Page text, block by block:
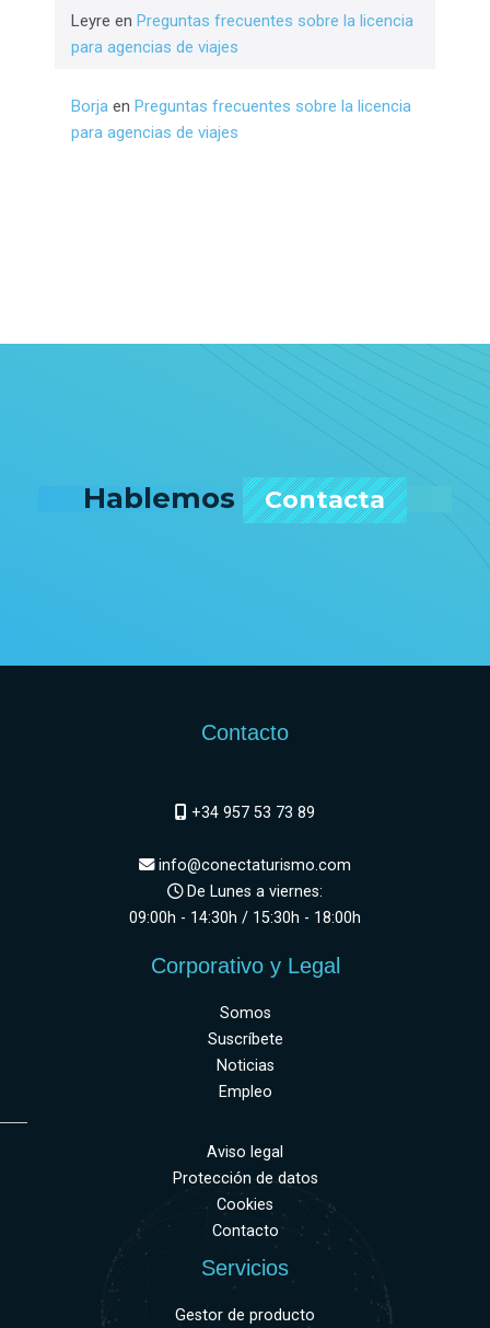
Leyre en Preguntas frecuentes sobre la licencia
para agencias de viajes
Borja en Preguntas frecuentes sobre la licencia
para agencias de viajes
Hablemos Contacta
Contacto
+34 957 53 73 89
info@conectaturismo.com
De Lunes a viernes:
09:00h - 14:30h / 15:30h - 18:00h
Corporativo y Legal
Somos
Suscríbete
Noticias
Empleo
Aviso legal
Protección de datos
Cookies
Contacto
Servicios
Gestor de producto